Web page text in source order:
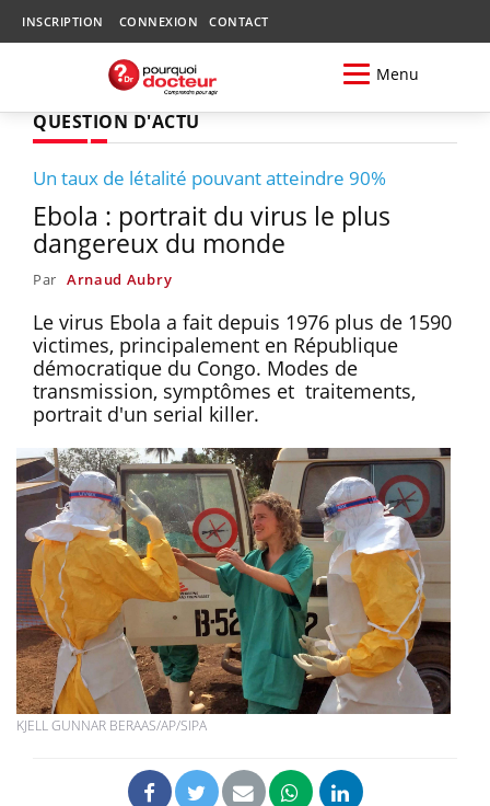
INSCRIPTION CONNEXION CONTACT
Menu
QUESTION D'ACTU
Un taux de létalité pouvant atteindre 90%
Ebola : portrait du virus le plus
dangereux du monde
Par Arnaud Aubry
Le virus Ebola a fait depuis 1976 plus de 1590
victimes, principalement en République
démocratique du Congo. Modes de
transmission, symptômes et traitements,
portrait d'un serial killer.
KJELL GUNNAR BERAAS/AP/SIPA